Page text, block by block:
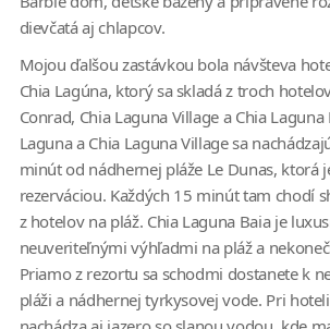
dievčatá aj chlapcov.
Mojou ďalšou zastávkou bola návšteva
Chia Lagúna, ktorý sa skladá z troch
Conrad, Chia Laguna Village a Chia Laguna
Laguna a Chia Laguna Village sa
minút od nádhernej pláže Le Dunas, ktorá
rezerváciou. Každých 15 minút tam chodí
z hotelov na pláž. Chia Laguna Baia je
neuveriteľnými výhľadmi na pláž a
Priamo z rezortu sa schodmi dostanete k
pláži a nádhernej tyrkysovej vode. Pri